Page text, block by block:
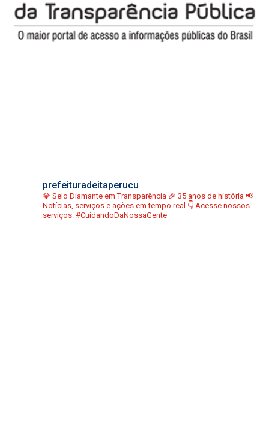
prefeituradeitaperucu
💎 Selo Diamante em Transparência 🎉 35 anos de história 📢
Notícias, serviços e ações em tempo real 👇 Acesse nossos
serviços: #CuidandoDaNossaGente